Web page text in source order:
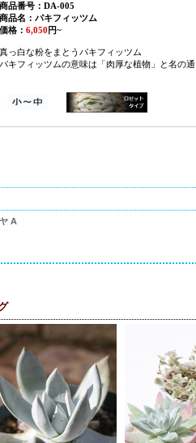
商品番号：DA-005
商品名：パキフィッツム
価格： 6,050 円~
真っ白な粉をまとうパキフィッツム
パキフィッツムの意味は「肉厚な植物」と名の
A